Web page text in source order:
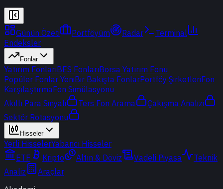
Günün Özeti Portföyüm Radar
Terminal
Endeksler
Fonlar
Yatırım FonlarıBES FonlarıBorsa Yatırım Fonu
Popüler Fonlar YeniBir Bakışta FonlarPortföy ŞirketleriFon
KarşılaştırmaFon Simülasyonu
Akıllı Para Sinyali
Ters Fon Arama
Çakışma Analizi
Sektör Rotasyonu
Hisseler
Yerli HisselerYabancı Hisseler
ETF
Kripto Altın & Döviz Vadeli Piyasa
Teknik
Analiz
Araçlar